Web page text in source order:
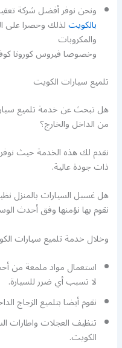
ونحن نوفر أفضل شركة
بالكويتلذلك وحصرا على
والمكروبات
وخصوصا فيروس كورونا
تلميع سيارات الكويت
هل تبحث عن خدمة تلميع
من الداخل والخارج؟
نقدم لك هذه الخدمة حيث
ذات جودة عالية.
هل غسيل السيارات بالمنزل
نقوم بها نؤمنها وفق أحدث
وخلال خدمة تلميع سيارات
استعمال مواد ملمعة من
لا تسبب أي ضرر للسيارة.
نقوم أيضا بتلميع الزجاج
تنظيف العجلات واطارات
الكويت.